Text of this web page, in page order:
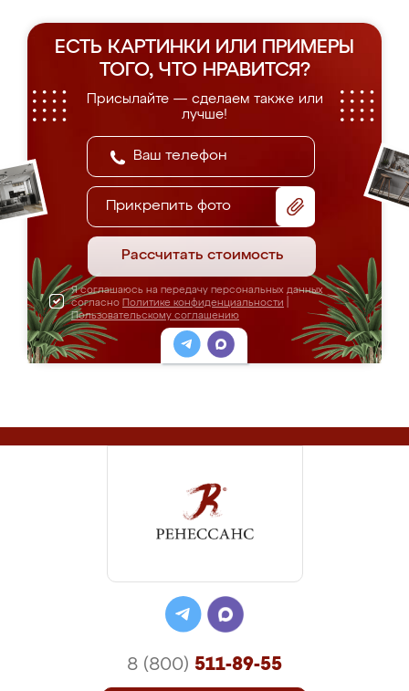
ЕСТЬ КАРТИНКИ ИЛИ ПРИМЕРЫ
ТОГО, ЧТО НРАВИТСЯ?
Присылайте — сделаем также или
лучше!
Прикрепить фото
Рассчитать стоимость
Я соглашаюсь на передачу персональных данных
согласно Политике конфиденциальности
Пользовательскому соглашению
8 (800) 511-89-55